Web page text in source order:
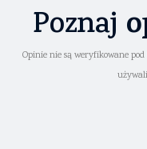
Poznaj
Opinie nie są weryfikowane